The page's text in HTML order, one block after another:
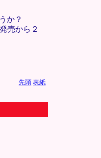
か？
売から２
先頭 表紙